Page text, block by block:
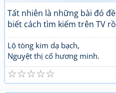
Tất nhiên là những bài đó
biết cách tìm kiếm trên TV
Lộ tòng kim dạ bạch,
Nguyệt thị cố hương minh.
☆
☆
☆
☆
☆